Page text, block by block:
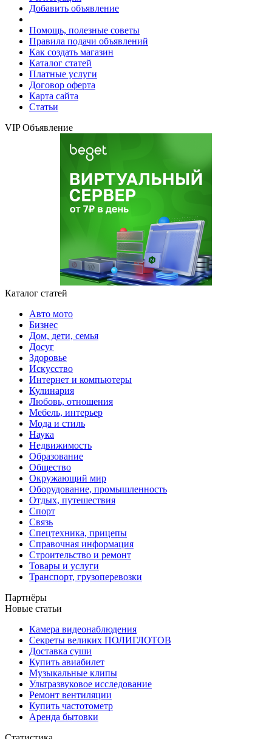
Добавить объявление
Помощь, полезные советы
Правила подачи объявлений
Как создать магазин
Каталог статей
Платные услуги
Договор оферта
Карта сайта
Статьи
VIP Объявление
Каталог статей
Авто мото
Бизнес
Дом, дети, семья
Досуг
Здоровье
Искусство
Интернет и компьютеры
Кулинария
Любовь, отношения
Мебель, интерьер
Мода и стиль
Наука
Недвижимость
Образование
Общество
Окружающий мир
Оборудование, промышленность
Отдых, путешествия
Спорт
Связь
Спецтехника, прицепы
Справочная информация
Строительство и ремонт
Товары и услуги
Транспорт, грузоперевозки
Партнёры
Новые статьи
Камера видеонаблюдения
Секреты великих ПОЛИГЛОТОВ
Доставка суши
Купить авиабилет
Музыкальные клипы
Ультразвуковое исследование
Ремонт вентиляции
Купить частотометр
Аренда бытовки